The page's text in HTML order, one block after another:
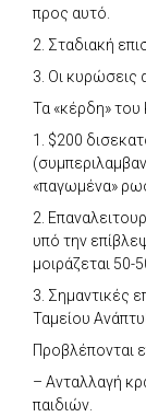
προς αυτό.
2. Σταδιακή
3. Οι κυρώσεις
Τα «κέρδη» του
1. $200
«παγωμένα»
2.
υπό την
μοιράζεται 50-
3. Σημαντικές
Ταμείου
Προβλέπονται
– Ανταλλαγή
παιδιών.